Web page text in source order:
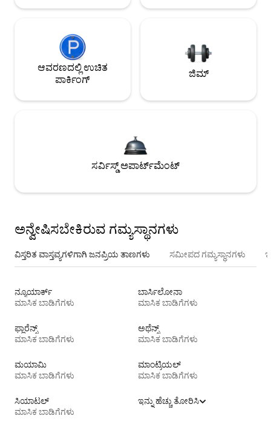
ಆವರಣದಲ್ಲಿ ಉಚಿತ
ಪಾರ್ಕಿಂಗ್
ಜಿಮ್
ಸರ್ವಿಸ್ಡ್ ಅಪಾರ್ಟ್‌ಮೆಂಟ್
ಅನ್ವೇಷಿಸಬೇಕಿರುವ ಗಮ್ಯಸ್ಥಾನಗಳು
ವಿಸ್ತರಿತ ವಾಸ್ತವ್ಯಗಳಿಗಾಗಿ ಜನಪ್ರಿಯ ತಾಣಗಳು ಸಮೀಪದ ಗಮ್ಯಸ್ಥಾನಗಳು
ನ್ಯೂಯಾರ್ಕ್
ಮಾಸಿಕ ಬಾಡಿಗೆಗಳು
ಬಾರ್ಸಿಲೋನಾ
ಮಾಸಿಕ ಬಾಡಿಗೆಗಳು
ಫ್ಲಾರೆನ್ಸ್
ಮಾಸಿಕ ಬಾಡಿಗೆಗಳು
ಅಥೆನ್ಸ್
ಮಾಸಿಕ ಬಾಡಿಗೆಗಳು
ಮಯಾಮಿ
ಮಾಸಿಕ ಬಾಡಿಗೆಗಳು
ಮಾಂಟ್ರಿಯಲ್
ಮಾಸಿಕ ಬಾಡಿಗೆಗಳು
ಸಿಯಾಟಲ್
ಮಾಸಿಕ ಬಾಡಿಗೆಗಳು
ಇನ್ನು ಹೆಚ್ಚು ತೋರಿಸಿ